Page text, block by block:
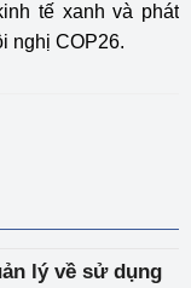
tế xanh và phát
nghị COP26.
lý về sử dụng